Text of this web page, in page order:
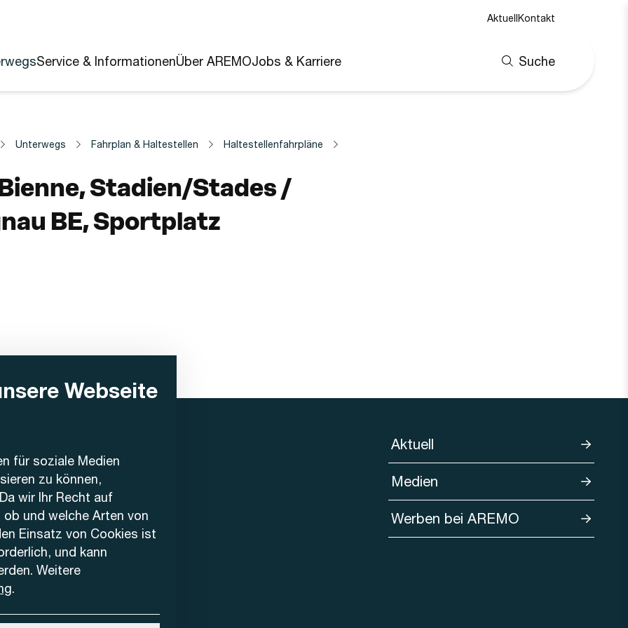
Webseite
für soziale Medien
zu können,
wir Ihr Recht auf
und welche Arten von
Einsatz von Cookies ist
und kann
Weitere
.
Service & InformationenÜber AREMOJobs & Karriere Suche
AktuellKontakt
Unterwegs Fahrplan & Haltestellen Haltestellenfahrpläne
Stadien/Stades /
BE, Sportplatz
Aktuell
Medien
Werben bei AREMO